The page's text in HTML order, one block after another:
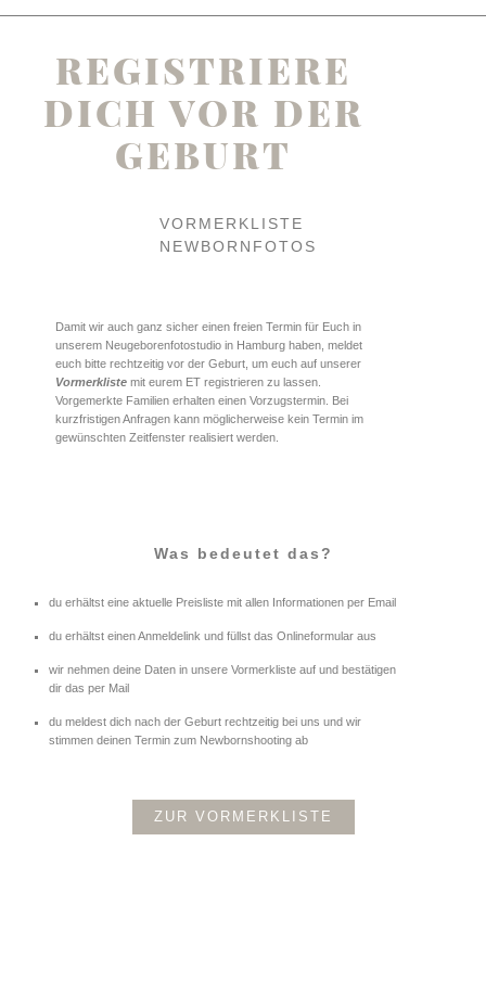
REGISTRIERE
DICH VOR DER
GEBURT
VORMERKLISTE
NEWBORNFOTOS
Damit wir auch ganz sicher einen freien Termin für Euch in
unserem Neugeborenfotostudio in Hamburg haben, meldet
euch bitte rechtzeitig vor der Geburt, um euch auf unserer
Vormerkliste mit eurem ET registrieren zu lassen.
Vorgemerkte Familien erhalten einen Vorzugstermin. Bei
kurzfristigen Anfragen kann möglicherweise kein Termin im
gewünschten Zeitfenster realisiert werden.
Was bedeutet das?
du erhältst eine aktuelle Preisliste mit allen Informationen per Email
du erhältst einen Anmeldelink und füllst das Onlineformular aus
wir nehmen deine Daten in unsere Vormerkliste auf und bestätigen
dir das per Mail
du meldest dich nach der Geburt rechtzeitig bei uns und wir
stimmen deinen Termin zum Newbornshooting ab
ZUR VORMERKLISTE